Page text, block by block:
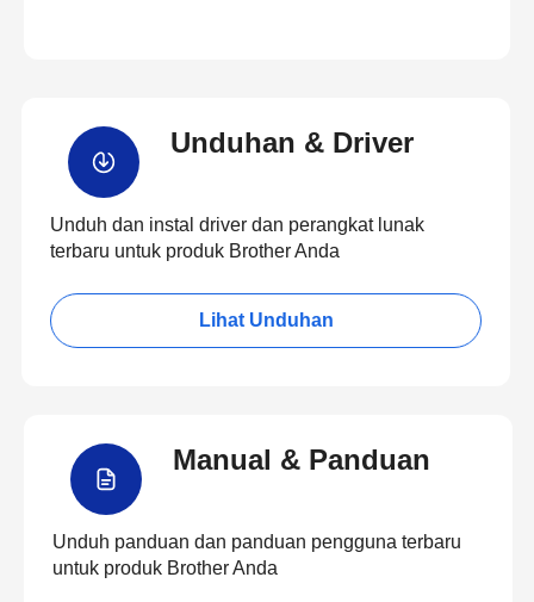
Unduhan & Driver
Unduh dan instal driver dan perangkat lunak
terbaru untuk produk Brother Anda
Lihat Unduhan
Manual & Panduan
Unduh panduan dan panduan pengguna terbaru
untuk produk Brother Anda